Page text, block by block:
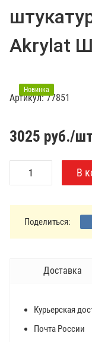
а
у
Akrylat
Новинка
Артикул:77851
3025 руб./
Поделиться:
Доставка
Курьерская
Почта России